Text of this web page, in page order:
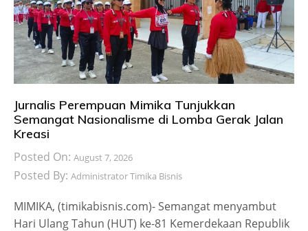
Jurnalis Perempuan Mimika Tunjukkan
Semangat Nasionalisme di Lomba Gerak Jalan
Kreasi
Posted On: August 7, 2026
Posted By: Administrator Timika Bisnis
MIMIKA, (timikabisnis.com)- Semangat menyambut
Hari Ulang Tahun (HUT) ke-81 Kemerdekaan Republik